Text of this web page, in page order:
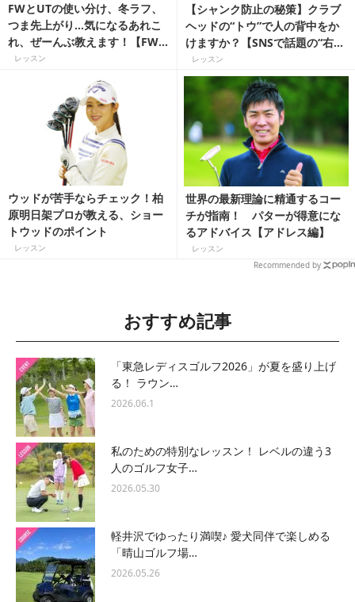
FWとUTの使い分け、冬ラフ、
つま先上がり…気になるあれこ
れ、ぜーんぶ教えます！【FW
が秋冬ゴルフの最強の武器で
レッスン
【シャンク防止の秘策】クラブ
ヘッドの“トウ”で人の背中をか
けますか？【SNSで話題の“右手
先生”森山錬が教える！】
レッスン
ウッドが苦手ならチェック！柏
原明日架プロが教える、ショー
トウッドのポイント
レッスン
世界の最新理論に精通するコー
チが指南！ パターが得意にな
るアドバイス【アドレス編】
レッスン
Recommended by
おすすめ記事
「東急レディスゴルフ2026」が夏を盛り上げ
る！ ラウン…
2026.06.1
私のための特別なレッスン！ レベルの違う3
人のゴルフ女子…
2026.05.30
軽井沢でゆったり満喫♪ 愛犬同伴で楽しめる
「晴山ゴルフ場…
2026.05.26